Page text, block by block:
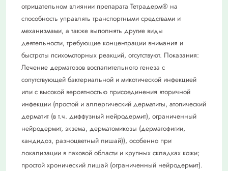
отрицательном влиянии препарата Тетрадерм® на
способность управлять транспортными средствами и
механизмами, а также выполнять другие виды
деятельности, требующие концентрации внимания и
быстроты психомоторных реакций, отсутствуют. Показания:
Лечение дерматозов воспалительного генеза с
сопутствующей бактериальной и микотической инфекцией
или с высокой вероятностью присоединения вторичной
инфекции (простой и аллергический дерматиты, атопический
дерматит (в т.ч. диффузный нейродермит), ограниченный
нейродермит, экзема, дерматомикозы (дерматофигии,
кандидоз, разноцветный лишай)), особенно при
локализации в паховой области и крупных складках кожи;
простой хронический лишай (ограниченный нейродермит).